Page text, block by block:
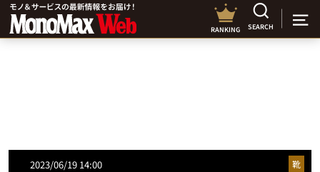
RANKING SEARCH
2023/06/19 14:00 靴